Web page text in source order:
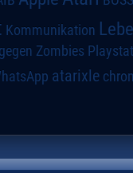
Kommunikation
Zombies
atarixle